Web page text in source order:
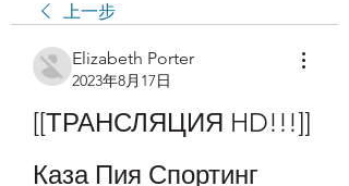
上一步
Elizabeth Porter
2023年8月17日
[[ТРАНСЛЯЦИЯ HD!!!]]
Каза Пия Спортинг